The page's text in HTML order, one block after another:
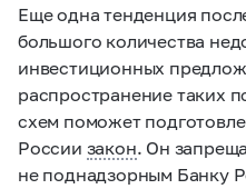
Еще одна тенденция
большого количества
инвестиционных
распространение таких
схем поможет
России закон. Он
не поднадзорным Банку